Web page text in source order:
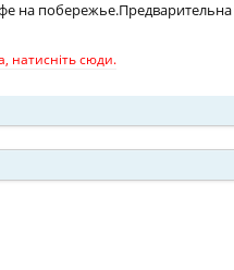
на побережье.Предварительна
натисніть сюди.